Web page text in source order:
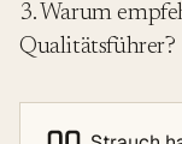
3. Warum
Qualitätsführer?